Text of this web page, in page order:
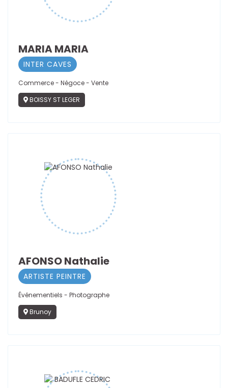
MARIA MARIA
INTER CAVES
Commerce - Négoce - Vente
BOISSY ST LEGER
AFONSO Nathalie
ARTISTE PEINTRE
Événementiels - Photographe
Brunoy